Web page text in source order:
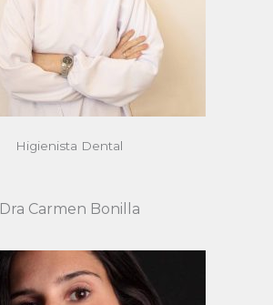
Higienista Dental
Dra Carmen Bonilla